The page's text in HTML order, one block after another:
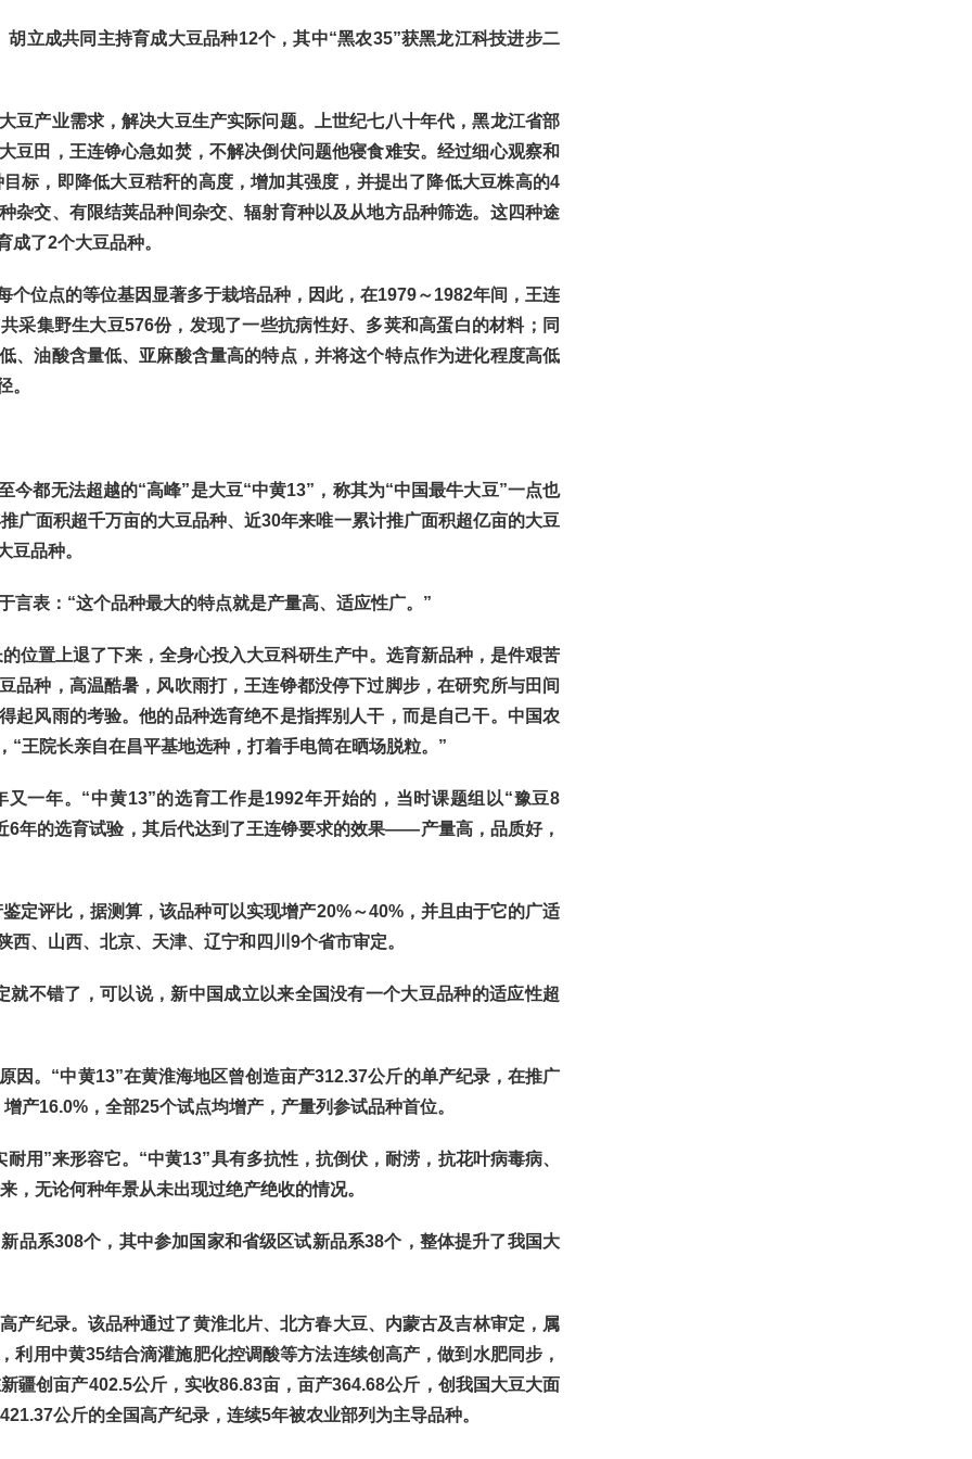
成共同主持育成大豆品种12个，其中“黑农35”获黑龙江科技进步二
产业需求，解决大豆生产实际问题。上世纪七八十年代，黑龙江省部
豆田，王连铮心急如焚，不解决倒伏问题他寝食难安。经过细心观察和
标，即降低大豆秸秆的高度，增加其强度，并提出了降低大豆株高的4
杂交、有限结荚品种间杂交、辐射育种以及从地方品种筛选。这四种途
成了2个大豆品种。
点的等位基因显著多于栽培品种，因此，在1979～1982年间，王连
采集野生大豆576份，发现了一些抗病性好、多荚和高蛋白的材料；同
、油酸含量低、亚麻酸含量高的特点，并将这个特点作为进化程度高低
。
无法超越的“高峰”是大豆“中黄13”，称其为“中国最牛大豆”一点也
广面积超千万亩的大豆品种、近30年来唯一累计推广面积超亿亩的大豆
豆品种。
表：“这个品种最大的特点就是产量高、适应性广。”
置上退了下来，全身心投入大豆科研生产中。选育新品种，是件艰苦
品种，高温酷暑，风吹雨打，王连铮都没停下过脚步，在研究所与田间
起风雨的考验。他的品种选育绝不是指挥别人干，而是自己干。中国农
“王院长亲自在昌平基地选种，打着手电筒在晒场脱粒。”
年。“中黄13”的选育工作是1992年开始的，当时课题组以“豫豆8
6年的选育试验，其后代达到了王连铮要求的效果——产量高，品质好，
评比，据测算，该品种可以实现增产20%～40%，并且由于它的广适
、山西、北京、天津、辽宁和四川9个省市审定。
错了，可以说，新中国成立以来全国没有一个大豆品种的适应性超
。“中黄13”在黄淮海地区曾创造亩产312.37公斤的单产纪录，在推广
产16.0%，全部25个试点均增产，产量列参试品种首位。
”来形容它。“中黄13”具有多抗性，抗倒伏，耐涝，抗花叶病毒病、
，无论何种年景从未出现过绝产绝收的情况。
系308个，其中参加国家和省级区试新品系38个，整体提升了我国大
纪录。该品种通过了黄淮北片、北方春大豆、内蒙古及吉林审定，属
利用中黄35结合滴灌施肥化控调酸等方法连续创高产，做到水肥同步，
疆创亩产402.5公斤，实收86.83亩，亩产364.68公斤，创我国大豆大面
公斤的全国高产纪录，连续5年被农业部列为主导品种。